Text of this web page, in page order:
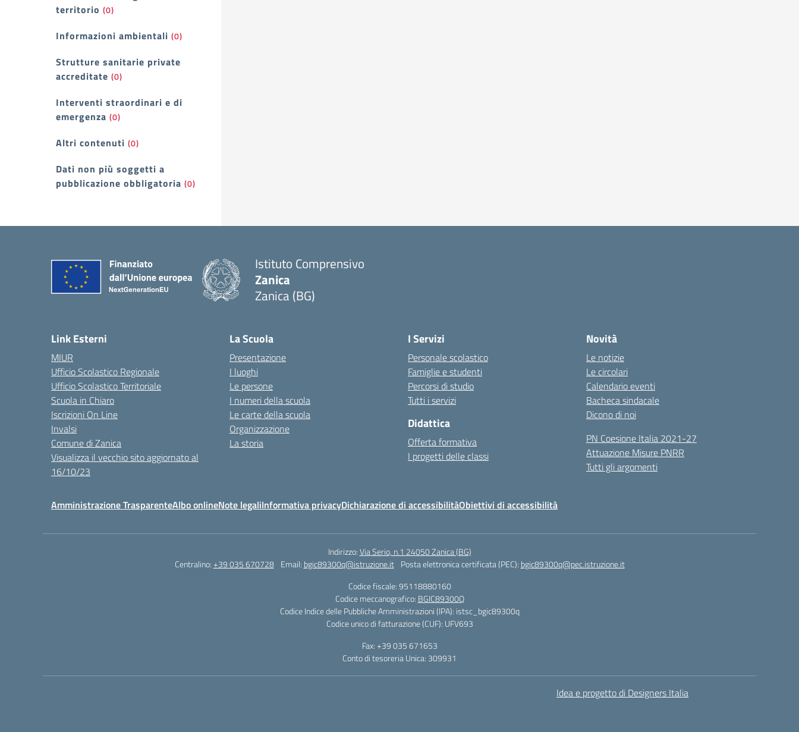
territorio (0)
Informazioni ambientali (0)
Strutture sanitarie private
accreditate (0)
Interventi straordinari e di
emergenza (0)
Altri contenuti (0)
Dati non più soggetti a
pubblicazione obbligatoria (0)
Istituto Comprensivo
Zanica
Zanica (BG)
Link Esterni
MIUR
Ufficio Scolastico Regionale
Ufficio Scolastico Territoriale
Scuola in Chiaro
Iscrizioni On Line
Invalsi
Comune di Zanica
Visualizza il vecchio sito aggiornato al
16/10/23
La Scuola
Presentazione
I luoghi
Le persone
I numeri della scuola
Le carte della scuola
Organizzazione
La storia
I Servizi
Personale scolastico
Famiglie e studenti
Percorsi di studio
Tutti i servizi
Didattica
Offerta formativa
I progetti delle classi
Novità
Le notizie
Le circolari
Calendario eventi
Bacheca sindacale
Dicono di noi
PN Coesione Italia 2021-27
Attuazione Misure PNRR
Tutti gli argomenti
Amministrazione TrasparenteAlbo onlineNote legaliInformativa privacyDichiarazione di accessibilitàObiettivi di accessibilità
Indirizzo:Via Serio, n.1 24050 Zanica (BG)
Centralino:+39 035 670728 Email: bgic89300q@istruzione.it Posta elettronica certificata (PEC): bgic89300q@pec.istruzione.it
Codice fiscale: 95118880160
Codice meccanografico: BGIC89300Q
Codice Indice delle Pubbliche Amministrazioni (IPA): istsc_bgic89300q
Codice unico di fatturazione (CUF): UFV693
Fax: +39 035 671653
Conto di tesoreria Unica: 309931
Idea e progetto di Designers Italia